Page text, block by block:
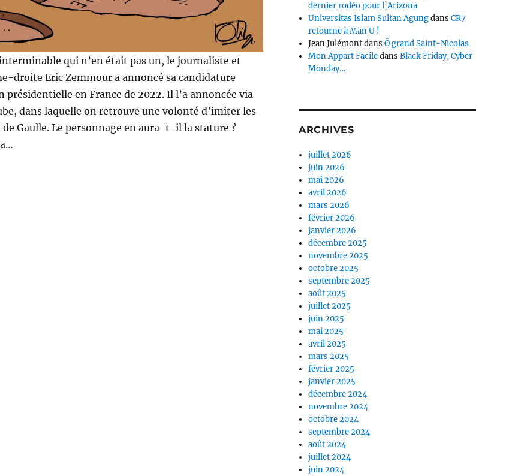
qui n’en était pas un, le journaliste et
droite Eric Zemmour a annoncé sa candidature
présidentielle en France de 2022. Il l’a annoncée via
dans laquelle on retrouve une volonté d’imiter les
Gaulle. Le personnage en aura-t-il la stature ?
dernier rodéo pour l’Arizona
Universitas Islam Sultan AgungdansCR7
retourne à Man U !
Jean JulémontdansÔ grand Saint-Nicolas
Mon Appart FaciledansBlack Friday, Cyber
Monday…
ARCHIVES
juillet 2026
juin 2026
mai 2026
avril 2026
mars 2026
février 2026
janvier 2026
décembre 2025
novembre 2025
octobre 2025
septembre 2025
août 2025
juillet 2025
juin 2025
mai 2025
avril 2025
mars 2025
février 2025
janvier 2025
décembre 2024
novembre 2024
octobre 2024
septembre 2024
août 2024
juillet 2024
juin 2024